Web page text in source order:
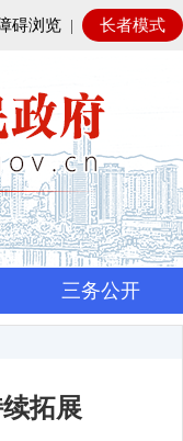
碍浏览 | 长者模式
三务公开
拓展